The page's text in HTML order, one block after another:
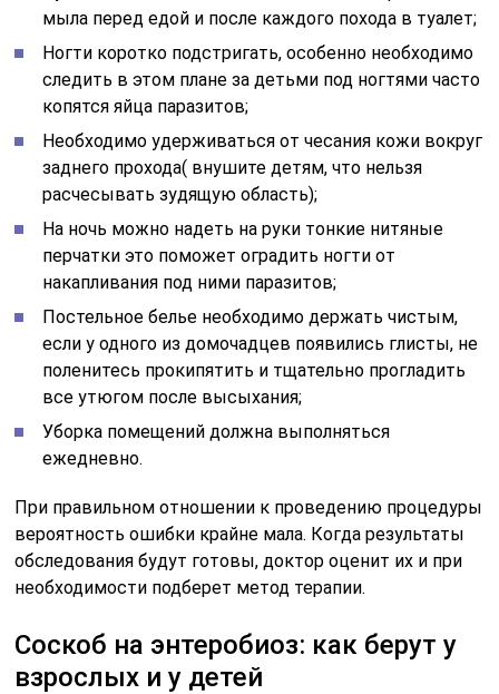
мыла перед едой и после каждого похода в туалет;
Ногти коротко подстригать, особенно необходимо
следить в этом плане за детьми под ногтями часто
копятся яйца паразитов;
Необходимо удерживаться от чесания кожи вокруг
заднего прохода( внушите детям, что нельзя
расчесывать зудящую область);
На ночь можно надеть на руки тонкие нитяные
перчатки это поможет оградить ногти от
накапливания под ними паразитов;
Постельное белье необходимо держать чистым,
если у одного из домочадцев появились глисты, не
поленитесь прокипятить и тщательно прогладить
все утюгом после высыхания;
Уборка помещений должна выполняться
ежедневно.
При правильном отношении к проведению процедуры
вероятность ошибки крайне мала. Когда результаты
обследования будут готовы, доктор оценит их и при
необходимости подберет метод терапии.
Соскоб на энтеробиоз: как берут у
взрослых и у детей